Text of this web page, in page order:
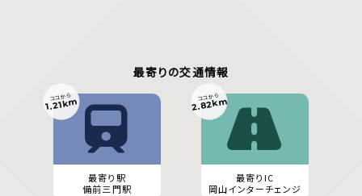
最寄りの交通情報
最寄り駅
備前三門駅
ココから
1.21km
最寄りIC
岡山インターチェンジ
ココから
2.82km